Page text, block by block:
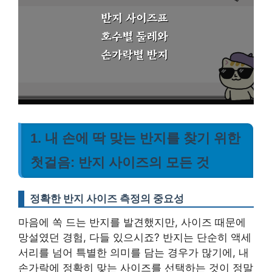
1. 내 손에 딱 맞는 반지를 찾기 위한
첫걸음: 반지 사이즈의 모든 것
정확한 반지 사이즈 측정의 중요성
마음에 쏙 드는 반지를 발견했지만, 사이즈 때문에
망설였던 경험, 다들 있으시죠? 반지는 단순히 액세
서리를 넘어 특별한 의미를 담는 경우가 많기에, 내
손가락에 정확히 맞는 사이즈를 선택하는 것이 정말